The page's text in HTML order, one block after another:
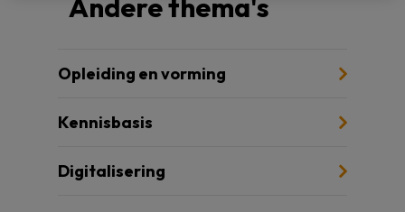
Andere thema's
Opleiding en vorming
Kennisbasis
Digitalisering